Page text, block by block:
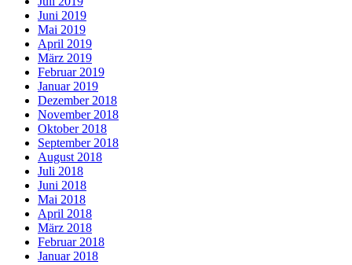
Juni 2019
Mai 2019
April 2019
März 2019
Februar 2019
Januar 2019
Dezember 2018
November 2018
Oktober 2018
September 2018
August 2018
Juli 2018
Juni 2018
Mai 2018
April 2018
März 2018
Februar 2018
Januar 2018